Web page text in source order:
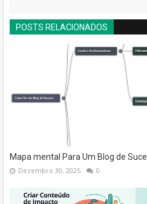
POSTS RELACIONADOS
Mapa mental Para Um Blog de
Dezembro 30, 2025 0